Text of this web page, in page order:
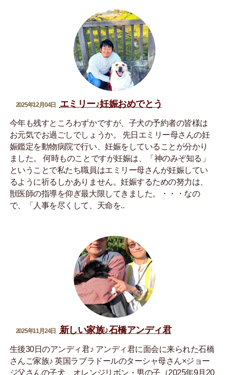
2025年12月04日 エミリー♪妊娠おめでとう
今年も残すところわずかですが、子犬の予約者の皆様は
お元気でお過ごしでしょうか。 先日エミリー母さんの妊
娠鑑定を動物病院で行い、妊娠をしていることが分かり
ました。 何時ものことですが妊娠は、「神のみぞ知る」
ということで私たち職員はエミリー母さんが妊娠してい
るように祈るしかありません。妊娠するための努力は、
獣医師の指導を仰ぎ最大限してきました。・・・なの
で、「人事を尽くして、天命を..
2025年11月24日 新しい家族♪石橋アンディ君
生後30日のアンディ君♪ アンディ君に面会に来られた石橋
さんご家族♪ 英国ラブラドールのターシャ母さん×ジョー
ジ父さんの子犬、オレンジリボン・男の子（2025年9月20